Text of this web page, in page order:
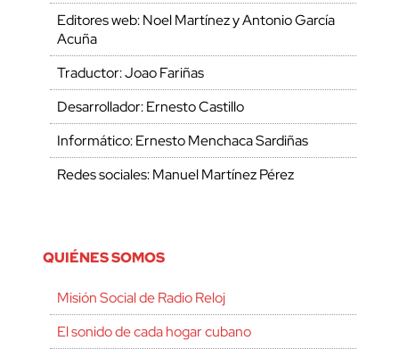
Editores web: Noel Martínez y Antonio García
Acuña
Traductor: Joao Fariñas
Desarrollador: Ernesto Castillo
Informático: Ernesto Menchaca Sardiñas
Redes sociales: Manuel Martínez Pérez
QUIÉNES SOMOS
Misión Social de Radio Reloj
El sonido de cada hogar cubano